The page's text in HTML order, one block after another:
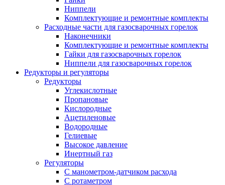
Ниппели
Комплектующие и ремонтные комплекты
Расходные части для газосварочных горелок
Наконечники
Комплектующие и ремонтные комплекты
Гайки для газосварочных горелок
Ниппели для газосварочных горелок
Редукторы и регуляторы
Редукторы
Углекислотные
Пропановые
Кислородные
Ацетиленовые
Водородные
Гелиевые
Высокое давление
Инертный газ
Регуляторы
С манометром-датчиком расхода
С ротаметром